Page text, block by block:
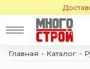
Главная Каталог